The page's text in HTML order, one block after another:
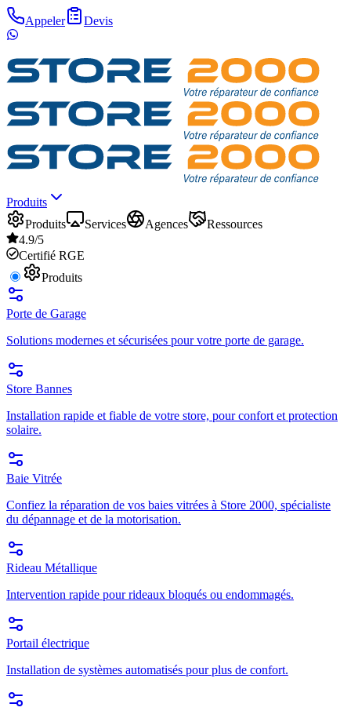
Appeler Devis
Produits
Produits
Services Agences
Ressources
4.9/5
Certifié RGE
Produits
Porte de Garage
Solutions modernes et sécurisées pour votre porte de garage.
Store Bannes
Installation rapide et fiable de votre store, pour confort et protection
solaire.
Baie Vitrée
Confiez la réparation de vos baies vitrées à Store 2000, spécialiste
du dépannage et de la motorisation.
Rideau Métallique
Intervention rapide pour rideaux bloqués ou endommagés.
Portail électrique
Installation de systèmes automatisés pour plus de confort.